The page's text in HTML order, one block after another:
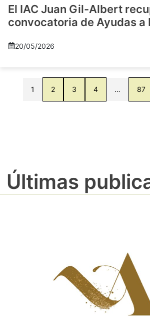
El IAC Juan Gil-Albert
convocatoria de Ayudas a
20/05/2026
1 2 3 4 … 87
Últimas